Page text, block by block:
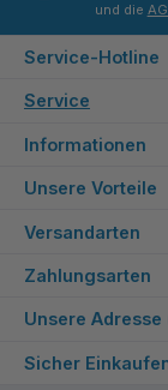
und die
Service-Hotline
Service
Informationen
Unsere Vorteile
Versandarten
Zahlungsarten
Unsere
Sicher